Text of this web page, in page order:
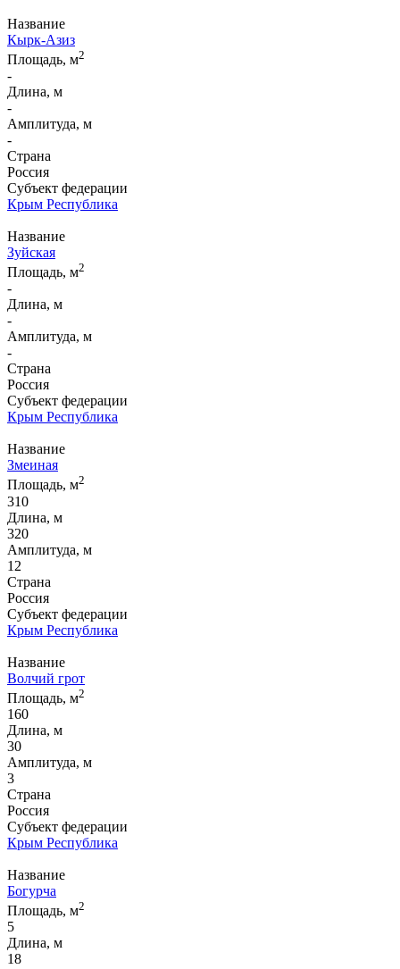
Название
Кырк-Азиз
Площадь, м2
-
Длина, м
-
Амплитуда, м
-
Страна
Россия
Субъект федерации
Крым Республика
Название
Зуйская
Площадь, м2
-
Длина, м
-
Амплитуда, м
-
Страна
Россия
Субъект федерации
Крым Республика
Название
Змеиная
Площадь, м2
310
Длина, м
320
Амплитуда, м
12
Страна
Россия
Субъект федерации
Крым Республика
Название
Волчий грот
Площадь, м2
160
Длина, м
30
Амплитуда, м
3
Страна
Россия
Субъект федерации
Крым Республика
Название
Богурча
Площадь, м2
5
Длина, м
18